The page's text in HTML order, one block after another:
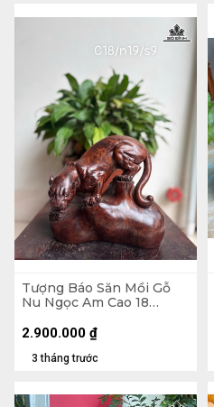
Tượng Báo Săn Mồi Gỗ
Nu Ngọc Am Cao 18
3 tháng trước
2.900.000 ₫